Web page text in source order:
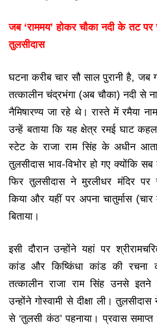
जब ‘राममय’ होकर चौका नदी के तट
तुलसीदास
घटना करीब चार सौ साल पुरानी है, जब
तत्कालीन चंद्रभंगा (अब चौका) नदी से
नैमिषारण्य जा रहे थे। रास्ते में रमैया
उन्हें बताया कि यह क्षेत्र रमई घाट
स्टेट के राजा राम सिंह के अधीन
तुलसीदास भाव-विभोर हो गए क्योंकि सब
फिर तुलसीदास ने मुरलीधर मंदिर
किया और यहीं पर अपना चातुर्मास (चार
बिताया।
इसी दौरान उन्होंने यहां पर
कांड और किष्किंधा कांड की रचना
तत्कालीन राजा राम सिंह उनसे इतने
उन्होंने गोस्वामी से दीक्षा ली।
से ‘तुलसी कंठ’ पहनाया। प्रवास समाप्त